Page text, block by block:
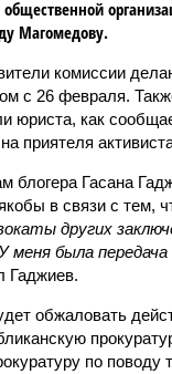
общественной
Магомедову.
комиссии
с 26 февраля.
юриста, как
приятеля
блогера Гасана
в связи с тем,
других
была
Гаджиев.
обжаловать
по поводу